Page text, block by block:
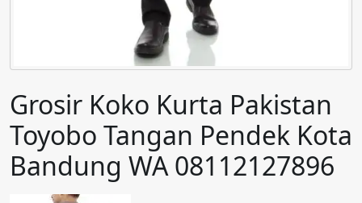
Grosir Koko Kurta Pakistan
Toyobo Tangan Pendek Kota
Bandung WA 08112127896